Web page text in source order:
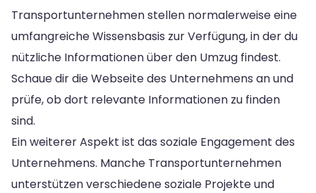
Transportunternehmen stellen normalerweise eine
umfangreiche Wissensbasis zur Verfügung, in der du
nützliche Informationen über den Umzug findest.
Schaue dir die Webseite des Unternehmens an und
prüfe, ob dort relevante Informationen zu finden
sind.
Ein weiterer Aspekt ist das soziale Engagement des
Unternehmens. Manche Transportunternehmen
unterstützen verschiedene soziale Projekte und